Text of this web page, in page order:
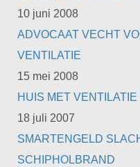
10 juni 2008
ADVOCAAT VECHT
VENTILATIE
15 mei 2008
HUIS MET
18 juli 2007
SMARTENGELD
SCHIPHOLBRAND